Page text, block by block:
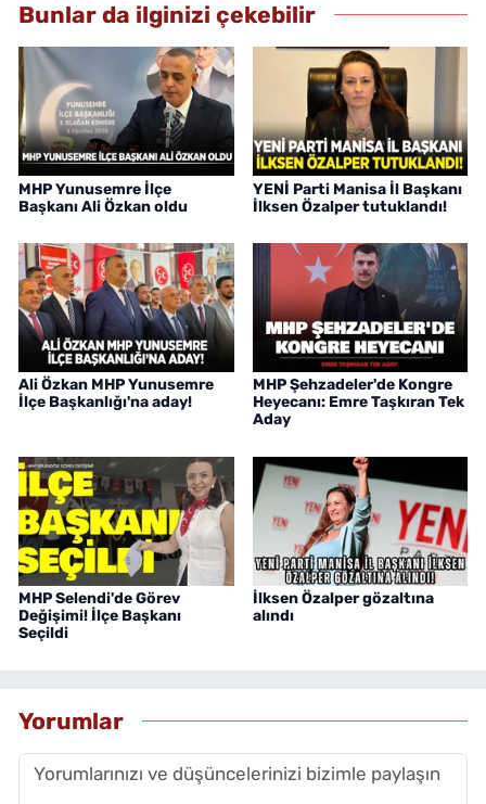
Bunlar da ilginizi çekebilir
MHP Yunusemre İlçe
Başkanı Ali Özkan oldu
YENİ Parti Manisa İl Başkanı
İlksen Özalper tutuklandı!
Ali Özkan MHP Yunusemre
İlçe Başkanlığı'na aday!
MHP Şehzadeler'de Kongre
Heyecanı: Emre Taşkıran Tek
Aday
MHP Selendi'de Görev
Değişimi! İlçe Başkanı
Seçildi
İlksen Özalper gözaltına
alındı
Yorumlar